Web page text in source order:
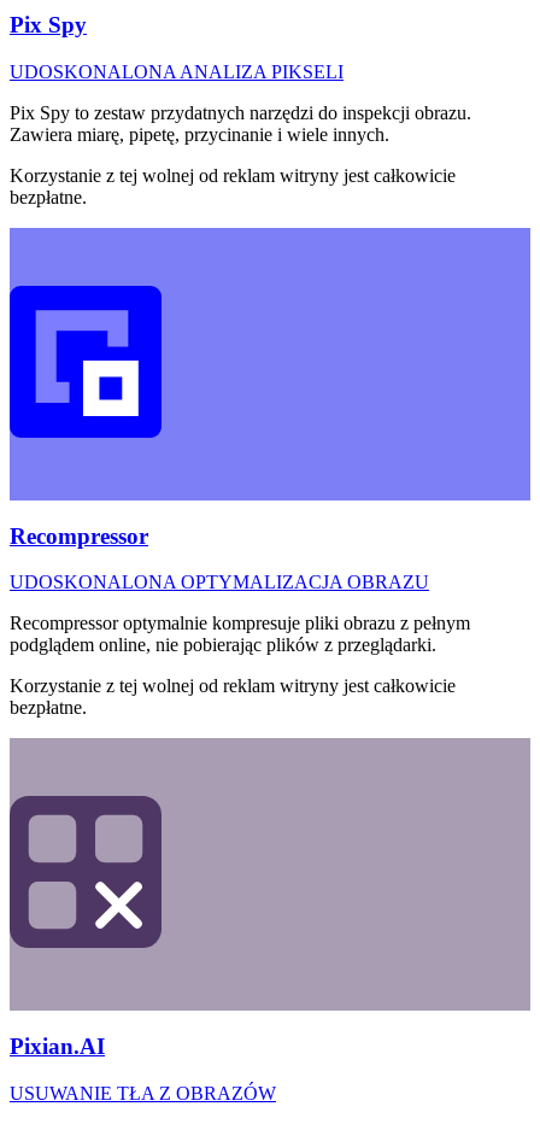
Pix Spy
UDOSKONALONA ANALIZA PIKSELI
Pix Spy to zestaw przydatnych narzędzi do inspekcji obrazu.
Zawiera miarę, pipetę, przycinanie i wiele innych.
Korzystanie z tej wolnej od reklam witryny jest całkowicie
bezpłatne.
Recompressor
UDOSKONALONA OPTYMALIZACJA OBRAZU
Recompressor optymalnie kompresuje pliki obrazu z pełnym
podglądem online, nie pobierając plików z przeglądarki.
Korzystanie z tej wolnej od reklam witryny jest całkowicie
bezpłatne.
Pixian.AI
USUWANIE TŁA Z OBRAZÓW